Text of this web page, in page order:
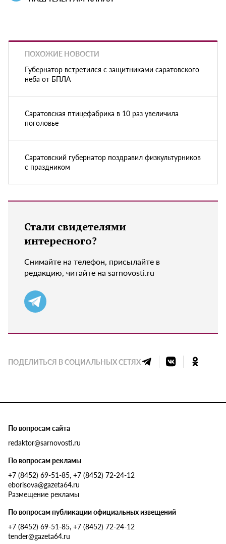
ПОХОЖИЕ НОВОСТИ
Губернатор встретился с защитниками саратовского
неба от БПЛА
Саратовская птицефабрика в 10 раз увеличила
поголовье
Саратовский губернатор поздравил физкультурников
с праздником
Стали свидетелями
интересного?
Снимайте на телефон, присылайте в
редакцию, читайте на sarnovosti.ru
ПОДЕЛИТЬСЯ В СОЦИАЛЬНЫХ СЕТЯХ
По вопросам сайта
redaktor@sarnovosti.ru
По вопросам рекламы
+7 (8452) 69-51-85, +7 (8452) 72-24-12
eborisova@gazeta64.ru
Размещение рекламы
По вопросам публикации официальных извещений
+7 (8452) 69-51-85, +7 (8452) 72-24-12
tender@gazeta64.ru